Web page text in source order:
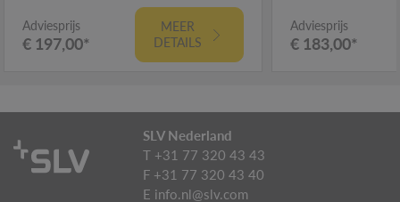
Adviesprijs
€ 197,00*
MEER
DETAILS
Adviesprijs
€ 183,00*
SLV Nederland
T +31 77 320 43 43
F +31 77 320 43 40
E info.nl@slv.com